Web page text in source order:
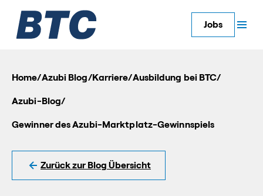
Jobs
Home/Azubi Blog/Karriere/Ausbildung bei BTC/
Azubi-Blog/
Gewinner des Azubi-Marktplatz-Gewinnspiels
Zurück zur Blog Übersicht